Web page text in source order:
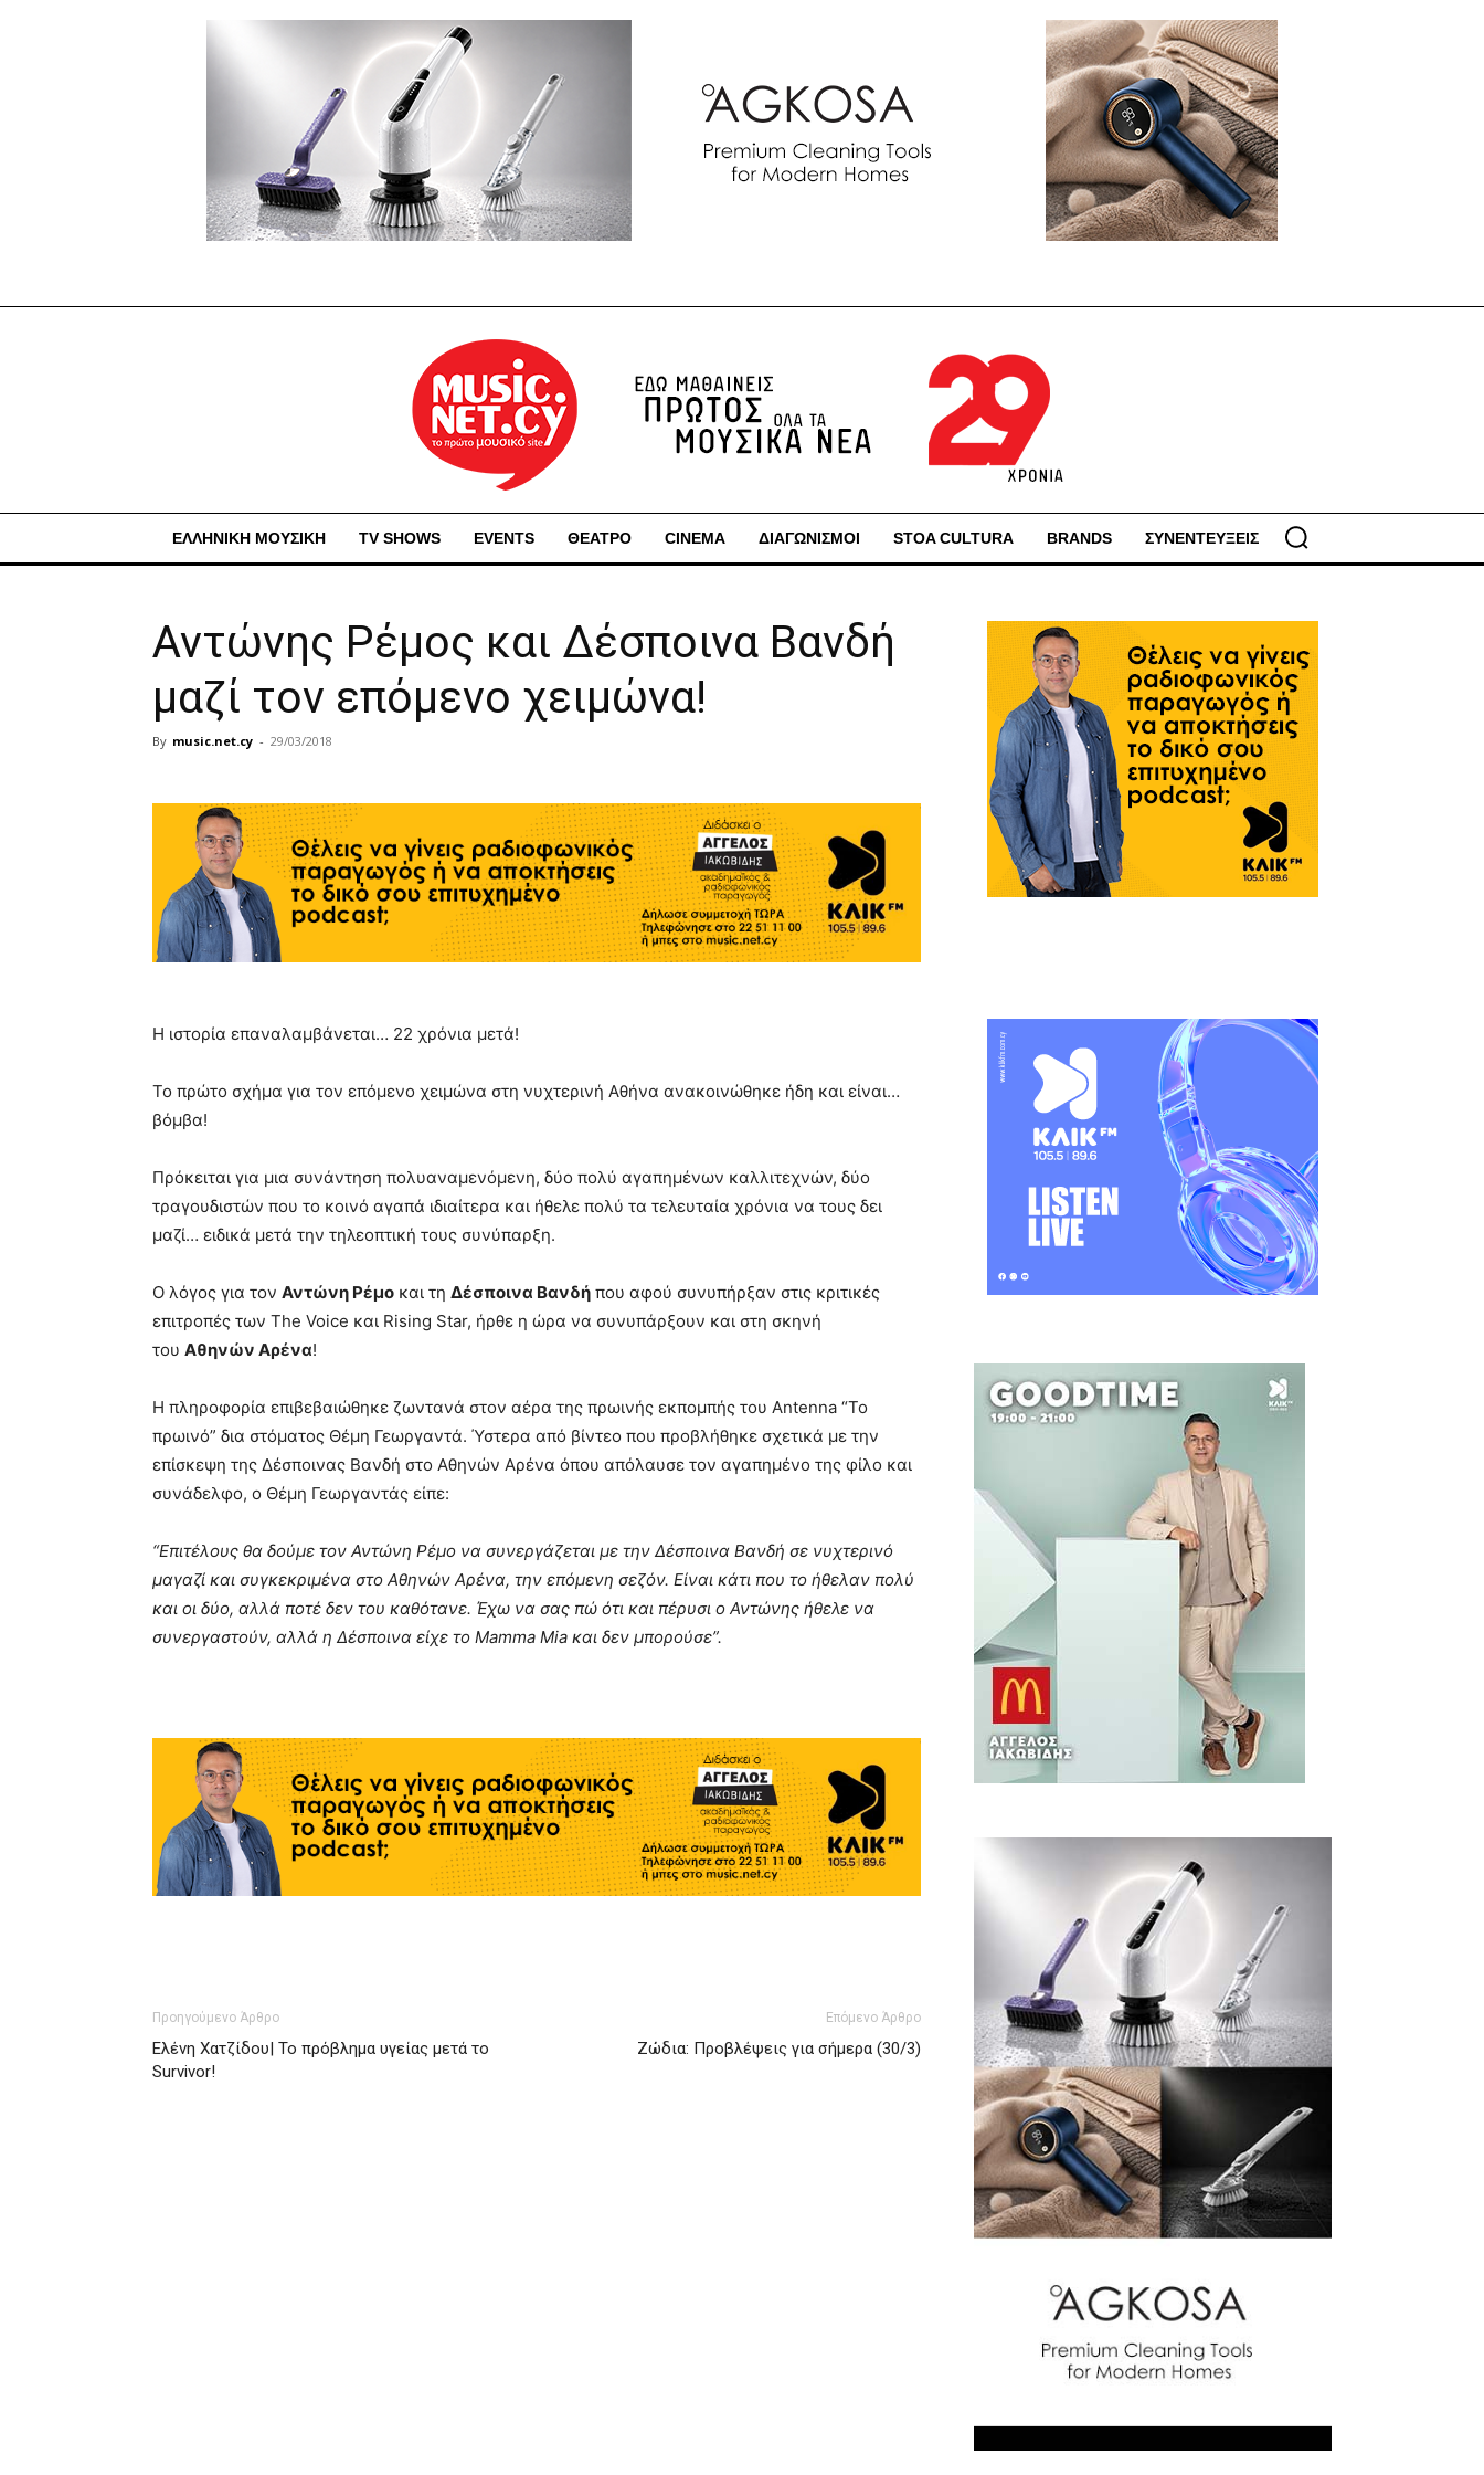
ΕΛΛΗΝΙΚΗ ΜΟΥΣΙΚΗ TV SHOWS EVENTS ΘΕΑΤΡΟ CINEMA ΔΙΑΓΩΝΙΣΜΟΙ STOA CULTURA BRANDS ΣΥΝΕΝΤΕΥΞΕΙΣ
Αντώνης Ρέμος και Δέσποινα Βανδή
μαζί τον επόμενο χειμώνα!
By music.net.cy - 29/03/2018
Η ιστορία επαναλαμβάνεται… 22 χρόνια μετά!
Το πρώτο σχήμα για τον επόμενο χειμώνα στη νυχτερινή Αθήνα ανακοινώθηκε ήδη και είναι…
βόμβα!
Πρόκειται για μια συνάντηση πολυαναμενόμενη, δύο πολύ αγαπημένων καλλιτεχνών, δύο
τραγουδιστών που το κοινό αγαπά ιδιαίτερα και ήθελε πολύ τα τελευταία χρόνια να τους δει
μαζί… ειδικά μετά την τηλεοπτική τους συνύπαρξη.
Ο λόγος για τον Αντώνη Ρέμο και τη Δέσποινα Βανδή που αφού συνυπήρξαν στις κριτικές
επιτροπές των The Voice και Rising Star, ήρθε η ώρα να συνυπάρξουν και στη σκηνή
του Αθηνών Αρένα!
Η πληροφορία επιβεβαιώθηκε ζωντανά στον αέρα της πρωινής εκπομπής του Antenna “Το
πρωινό” δια στόματος Θέμη Γεωργαντά. Ύστερα από βίντεο που προβλήθηκε σχετικά με την
επίσκεψη της Δέσποινας Βανδή στο Αθηνών Αρένα όπου απόλαυσε τον αγαπημένο της φίλο και
συνάδελφο, ο Θέμη Γεωργαντάς είπε:
“Επιτέλους θα δούμε τον Αντώνη Ρέμο να συνεργάζεται με την Δέσποινα Βανδή σε νυχτερινό
μαγαζί και συγκεκριμένα στο Αθηνών Αρένα, την επόμενη σεζόν. Είναι κάτι που το ήθελαν πολύ
και οι δύο, αλλά ποτέ δεν του καθότανε. Έχω να σας πώ ότι και πέρυσι ο Αντώνης ήθελε να
συνεργαστούν, αλλά η Δέσποινα είχε το Mamma Mia και δεν μπορούσε”.
Προηγούμενο Άρθρο
Ελένη Χατζίδου| Το πρόβλημα υγείας μετά το
Survivor!
Επόμενο Άρθρο
Ζώδια: Προβλέψεις για σήμερα (30/3)